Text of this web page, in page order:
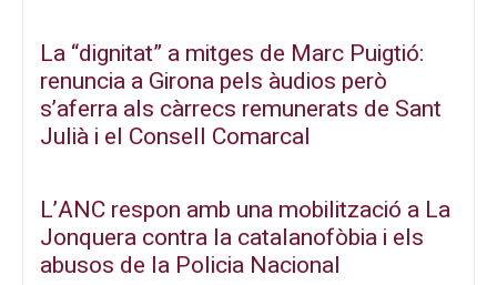
La “dignitat” a mitges de Marc Puigtió:
renuncia a Girona pels àudios però
s’aferra als càrrecs remunerats de Sant
Julià i el Consell Comarcal
L’ANC respon amb una mobilització a La
Jonquera contra la catalanofòbia i els
abusos de la Policia Nacional